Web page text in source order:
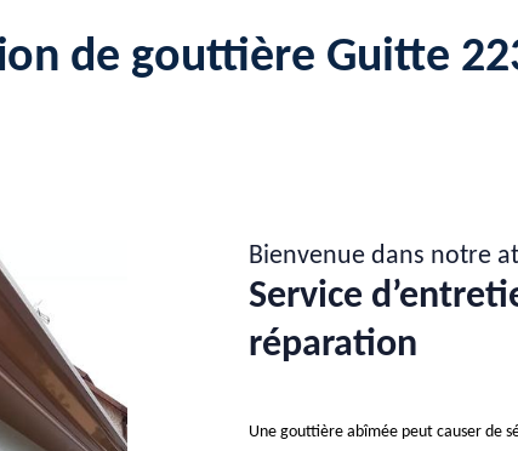
de gouttière Guitte
Bienvenue dans notre
Service
réparation
Une gouttière abîmée peut causer de